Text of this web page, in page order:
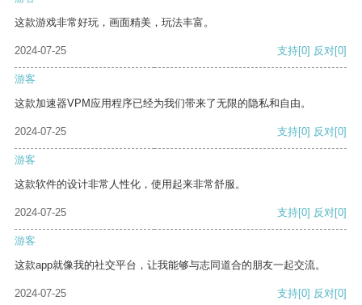
这款游戏非常好玩，画面精美，玩法丰富。
2024-07-25 支持[0] 反对[0]
游客
这款加速器VPM应用程序已经为我们带来了无限的隐私和自由。
2024-07-25 支持[0] 反对[0]
游客
这款软件的设计非常人性化，使用起来非常舒服。
2024-07-25 支持[0] 反对[0]
游客
这款app就像我的社交平台，让我能够与志同道合的朋友一起交流。
2024-07-25 支持[0] 反对[0]